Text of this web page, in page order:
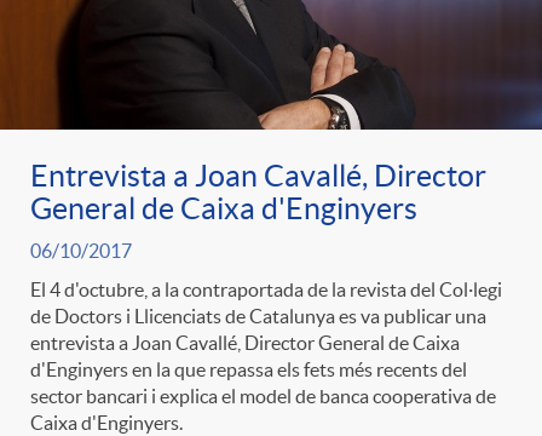
a
S
a
l
e
r
c
a
n
i
d
o
i
c
a
d
Entrevista a Joan Cavallé, Director
General de Caixa d'Enginyers
06/10/2017
El 4 d'octubre, a la contraportada de la revista del Col·legi
de Doctors i Llicenciats de Catalunya es va publicar una
entrevista a Joan Cavallé, Director General de Caixa
d'Enginyers en la que repassa els fets més recents del
sector bancari i explica el model de banca cooperativa de
Caixa d'Enginyers.